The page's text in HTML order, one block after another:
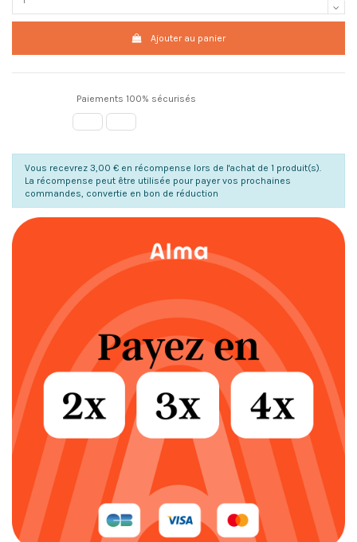
Ajouter au panier
Paiements 100% sécurisés
Vous recevrez 3,00 € en récompense lors de l'achat de 1 produit(s).
La récompense peut être utilisée pour payer vos prochaines
commandes, convertie en bon de réduction